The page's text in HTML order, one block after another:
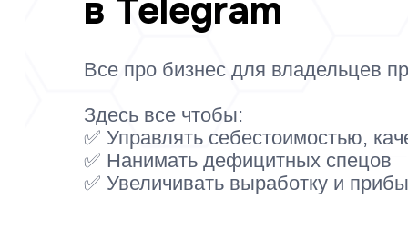
в Telegram
Все про бизнес для владельцев
Здесь все чтобы:
✅ Управлять себестоимостью,
✅ Нанимать дефицитных спецов
✅ Увеличивать выработку и